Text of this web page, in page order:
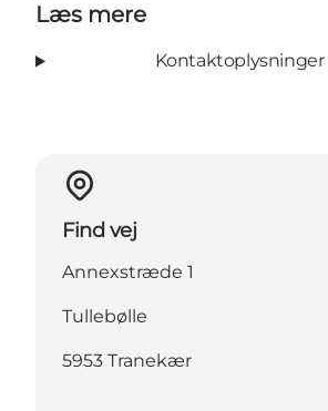
Læs mere
Kontaktoplysninger
Find vej
Annexstræde 1
Tullebølle
5953 Tranekær